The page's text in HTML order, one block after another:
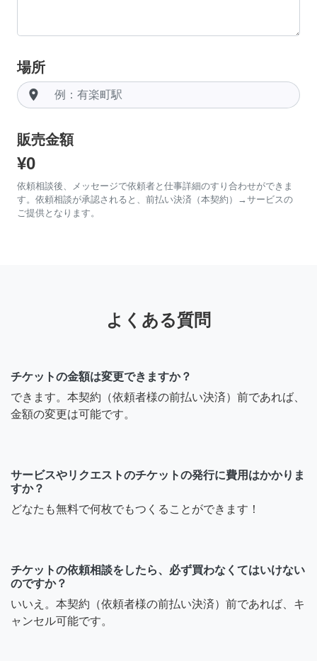
場所
room
販売金額
¥0
依頼相談後、メッセージで依頼者と仕事詳細のすり合わせができま
す。依頼相談が承認されると、前払い決済（本契約）→サービスの
ご提供となります。
よくある質問
チケットの金額は変更できますか？
できます。本契約（依頼者様の前払い決済）前であれば、
金額の変更は可能です。
サービスやリクエストのチケットの発行に費用はかかりま
すか？
どなたも無料で何枚でもつくることができます！
チケットの依頼相談をしたら、必ず買わなくてはいけない
のですか？
いいえ。本契約（依頼者様の前払い決済）前であれば、キ
ャンセル可能です。